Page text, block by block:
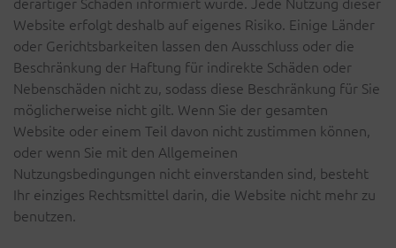
Website erfolgt deshalb auf eigenes Risiko. Einige Länder
oder Gerichtsbarkeiten lassen den Ausschluss oder die
Beschränkung der Haftung für indirekte Schäden oder
Nebenschäden nicht zu, sodass diese Beschränkung für Sie
möglicherweise nicht gilt. Wenn Sie der gesamten
Website oder einem Teil davon nicht zustimmen können,
oder wenn Sie mit den Allgemeinen
Nutzungsbedingungen nicht einverstanden sind, besteht
Ihr einziges Rechtsmittel darin, die Website nicht mehr zu
benutzen.